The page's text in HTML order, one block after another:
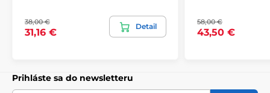
Pri verziách vysokých 270 cm je motív prispôsobený
Rozmery (v cm): 147x270(3 pásy),196x270(4 pásy),
38,00 €
31,16 €
Detail 58,00 €
43,50 €
Prihláste sa do newsletteru